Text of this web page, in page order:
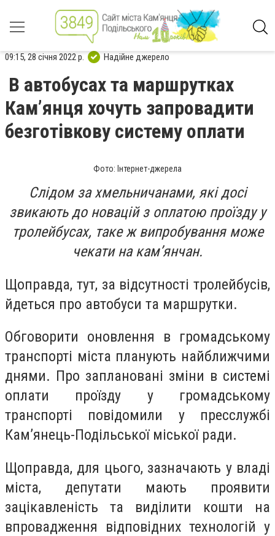
09:15, 28 січня 2022 р. Надійне джерело
В автобусах та маршрутках
Кам’янця хочуть запровадити
безготівкову систему оплати
Фото: Інтернет-джерела
Слідом за хмельничанами, які досі
звикають до новацій з оплатою проїзду у
тролейбусах, таке ж випробування може
чекати на кам’янчан.
Щоправда, тут, за відсутності тролейбусів,
йдеться про автобуси та маршрутки.
Обговорити оновлення в громадському
транспорті міста планують найближчими
днями. Про заплановані зміни в системі
оплати проїзду у громадському
транспорті повідомили у пресслужбі
Кам’янець-Подільської міської ради.
Щоправда, для цього, зазначають у владі
міста, депутати мають проявити
зацікавленість та виділити кошти на
впровадження відповідних технологій у